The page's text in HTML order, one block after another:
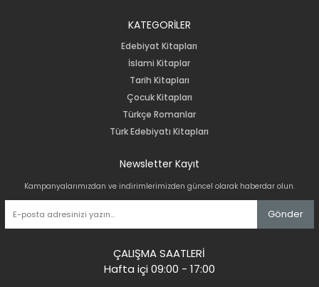
KATEGORİLER
Edebiyat Kitapları
İslami Kitaplar
Tarih Kitapları
Çocuk Kitapları
Türkçe Romanlar
Türk Edebiyatı Kitapları
Newsletter Kayıt
Kampanyalarımızdan ve indirimlerimizden güncel olarak haberdar olun.
Gönder
ÇALIŞMA SAATLERİ
Hafta içi 09:00 - 17:00